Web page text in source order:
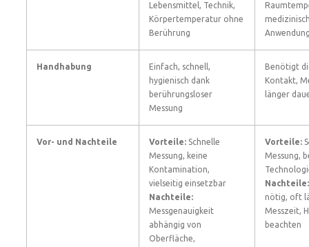
Lebensmittel, Technik,
Körpertemperatur ohne
Berührung
Handhabung
Einfach, schnell,
hygienisch dank
berührungsloser
Messung
Benötigt
Kontakt,
länger
Vor- und Nachteile Vorteile: Schnelle
Messung, keine
Kontamination,
vielseitig einsetzbar
Nachteile:
Messgenauigkeit
abhängig von
Oberfläche,
Vorteile:
Messung,
Nachteile:
nötig, oft
Messzeit,
beachten